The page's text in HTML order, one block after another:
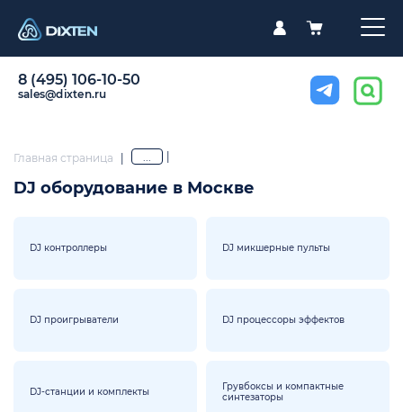
8 (495) 106-10-50
sales@dixten.ru
Главная страница | ...
DJ оборудование в Москве
DJ контроллеры DJ микшерные пульты
DJ проигрыватели DJ процессоры эффектов
DJ-станции и комплекты
Грувбоксы и компактные
синтезаторы